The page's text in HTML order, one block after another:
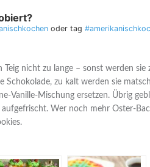
oder tag
nicht zu lange – sonst werden sie
zu kalt werden sie
Vanille-Mischung ersetzen. Übrig
aufgefrischt. Wer noch mehr Oster-